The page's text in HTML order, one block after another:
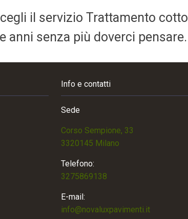
il servizio Trattamento cotto
anni senza più doverci pensare.
Info e contatti
Sede
Corso Sempione, 33
3320145 Milano
Telefono:
3275869138
E-mail:
info@novaluxpavimenti.it